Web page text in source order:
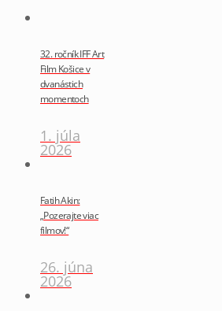
32. ročník IFF Art
Film Košice v
dvanástich
momentoch
1. júla
2026
Fatih Akin:
„Pozerajte viac
filmov!“
26. júna
2026